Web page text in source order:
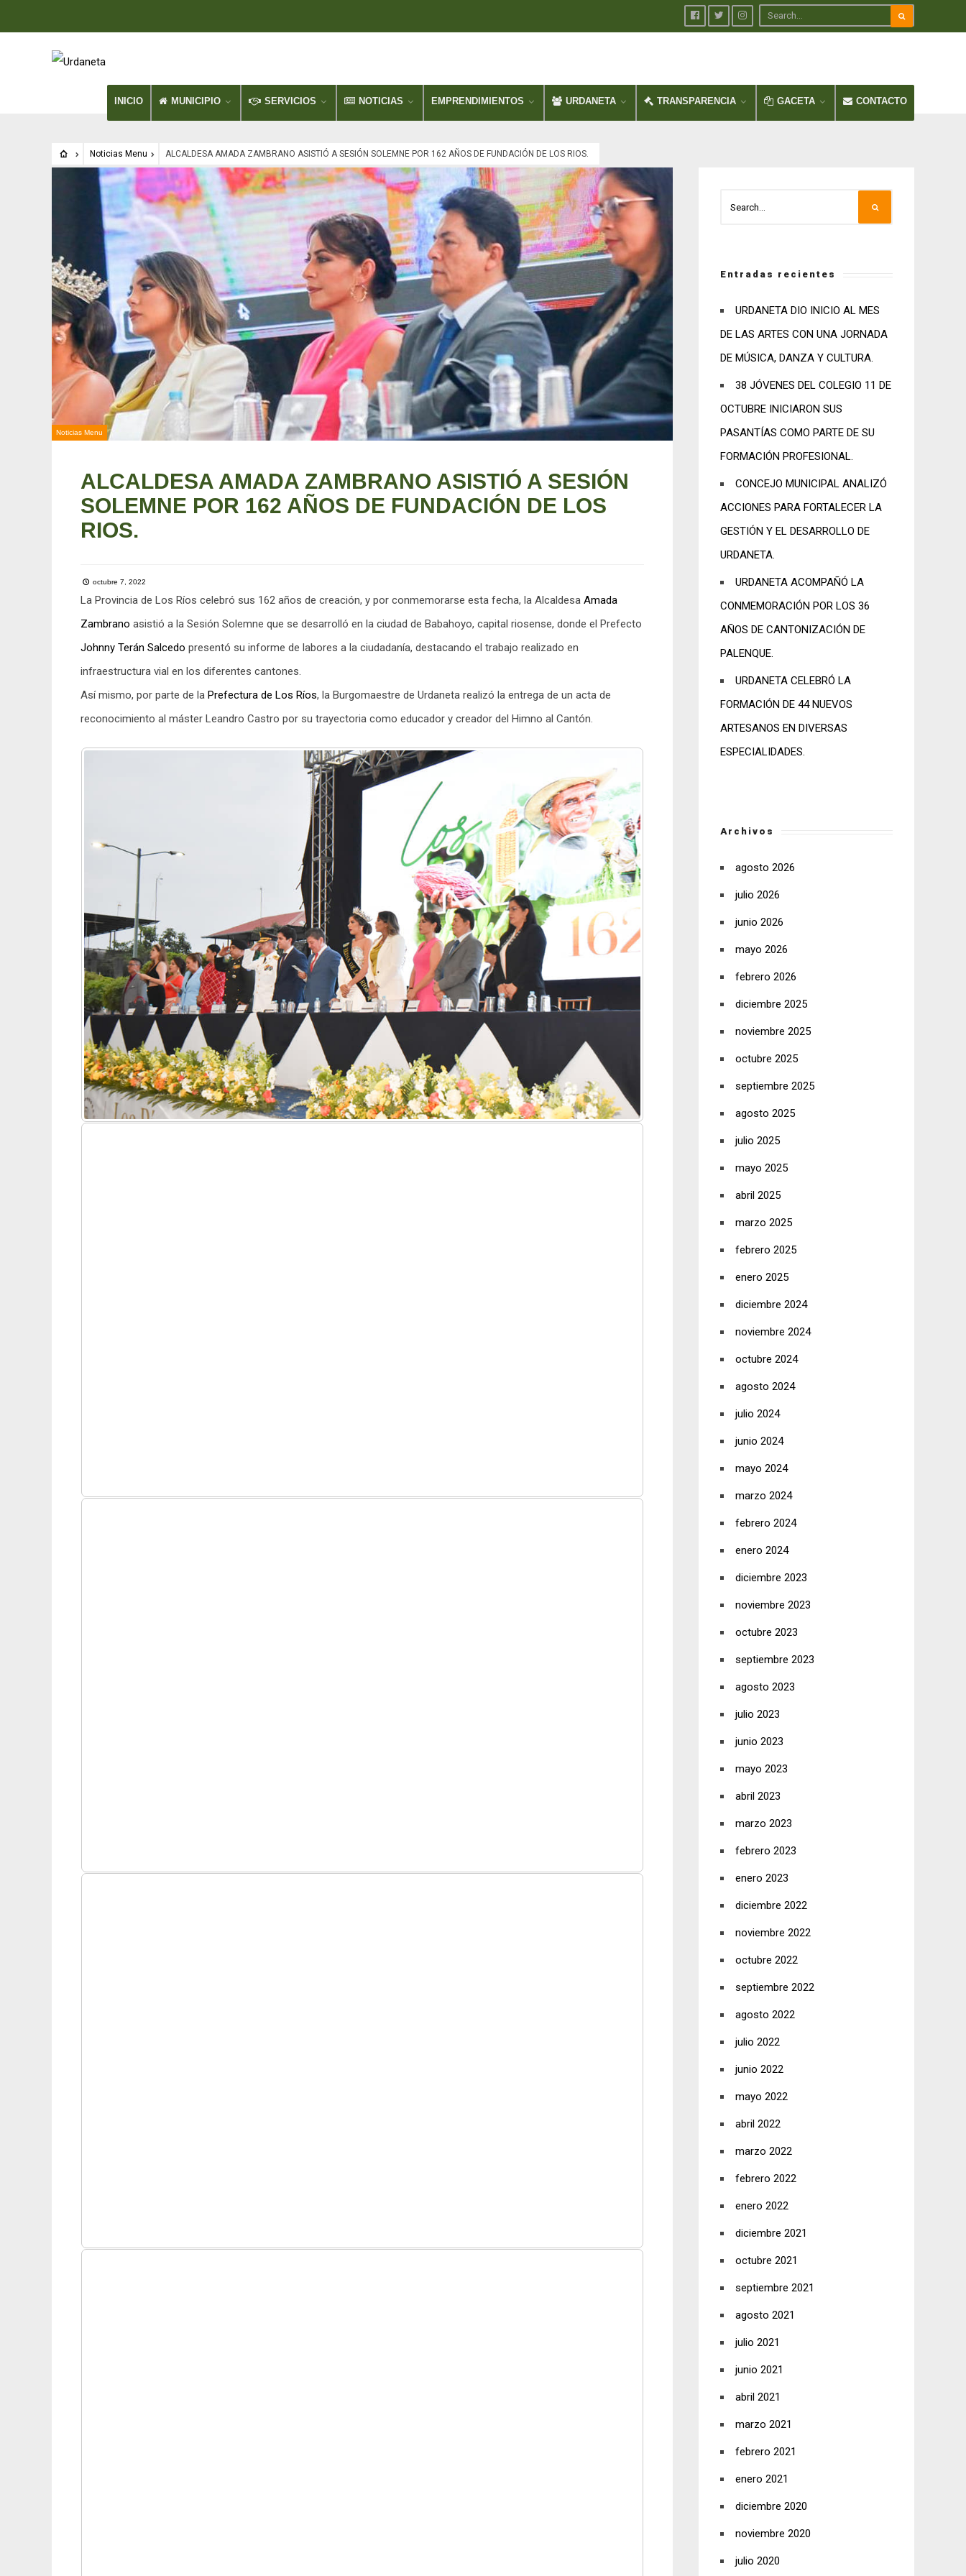
INICIO MUNICIPIO SERVICIOS NOTICIAS EMPRENDIMIENTOS URDANETA TRANSPARENCIA GACETA CONTACTO
Noticias Menu ALCALDESA AMADA ZAMBRANO ASISTIÓ A SESIÓN SOLEMNE POR 162 AÑOS DE FUNDACIÓN DE LOS RIOS.
Noticias Menu
ALCALDESA AMADA ZAMBRANO ASISTIÓ A SESIÓN
SOLEMNE POR 162 AÑOS DE FUNDACIÓN DE LOS
RIOS.
octubre 7, 2022
La Provincia de Los Ríos celebró sus 162 años de creación, y por conmemorarse esta fecha, la Alcaldesa Amada
Zambrano asistió a la Sesión Solemne que se desarrolló en la ciudad de Babahoyo, capital riosense, donde el Prefecto
Johnny Terán Salcedo presentó su informe de labores a la ciudadanía, destacando el trabajo realizado en
infraestructura vial en los diferentes cantones.
Así mismo, por parte de la Prefectura de Los Ríos, la Burgomaestre de Urdaneta realizó la entrega de un acta de
reconocimiento al máster Leandro Castro por su trayectoria como educador y creador del Himno al Cantón.
Entradas recientes
URDANETA DIO INICIO AL MES
DE LAS ARTES CON UNA JORNADA
DE MÚSICA, DANZA Y CULTURA.
38 JÓVENES DEL COLEGIO 11 DE
OCTUBRE INICIARON SUS
PASANTÍAS COMO PARTE DE SU
FORMACIÓN PROFESIONAL.
CONCEJO MUNICIPAL ANALIZÓ
ACCIONES PARA FORTALECER LA
GESTIÓN Y EL DESARROLLO DE
URDANETA.
URDANETA ACOMPAÑÓ LA
CONMEMORACIÓN POR LOS 36
AÑOS DE CANTONIZACIÓN DE
PALENQUE.
URDANETA CELEBRÓ LA
FORMACIÓN DE 44 NUEVOS
ARTESANOS EN DIVERSAS
ESPECIALIDADES.
Archivos
agosto 2026
julio 2026
junio 2026
mayo 2026
febrero 2026
diciembre 2025
noviembre 2025
octubre 2025
septiembre 2025
agosto 2025
julio 2025
mayo 2025
abril 2025
marzo 2025
febrero 2025
enero 2025
diciembre 2024
noviembre 2024
octubre 2024
agosto 2024
julio 2024
junio 2024
mayo 2024
marzo 2024
febrero 2024
enero 2024
diciembre 2023
noviembre 2023
octubre 2023
septiembre 2023
agosto 2023
julio 2023
junio 2023
mayo 2023
abril 2023
marzo 2023
febrero 2023
enero 2023
diciembre 2022
noviembre 2022
octubre 2022
septiembre 2022
agosto 2022
julio 2022
junio 2022
mayo 2022
abril 2022
marzo 2022
febrero 2022
enero 2022
diciembre 2021
octubre 2021
septiembre 2021
agosto 2021
julio 2021
junio 2021
abril 2021
marzo 2021
febrero 2021
enero 2021
diciembre 2020
noviembre 2020
julio 2020